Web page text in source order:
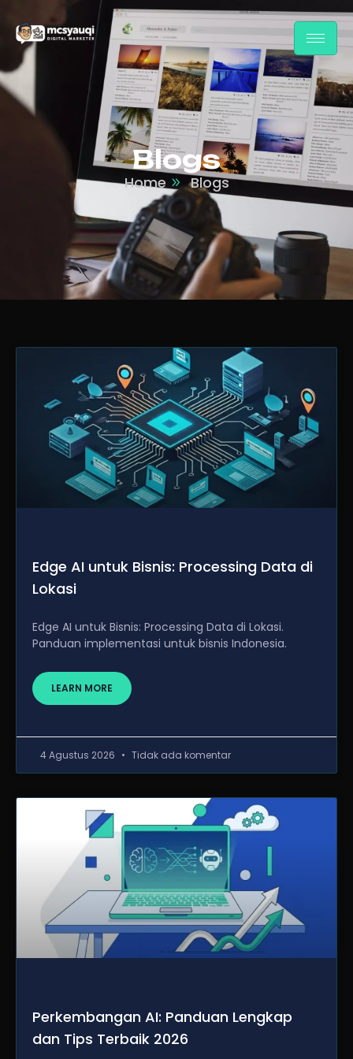
Blogs
Home Blogs
Edge AI untuk Bisnis: Processing Data di
Lokasi
Edge AI untuk Bisnis: Processing Data di Lokasi.
Panduan implementasi untuk bisnis Indonesia.
LEARN MORE
4 Agustus 2026 Tidak ada komentar
Perkembangan AI: Panduan Lengkap
dan Tips Terbaik 2026